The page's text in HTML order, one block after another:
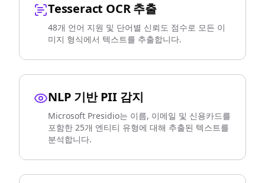
Tesseract OCR 추출
48개 언어 지원 및 단어별 신뢰도 점수로 모든 이
미지 형식에서 텍스트를 추출합니다.
NLP 기반 PII 감지
Microsoft Presidio는 이름, 이메일 및 신용카드를
포함한 25개 엔티티 유형에 대해 추출된 텍스트를
분석합니다.